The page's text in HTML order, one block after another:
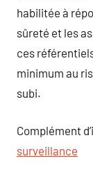
habilitée à
sûreté et les
ces
minimum au
subi.
Complément
surveillance